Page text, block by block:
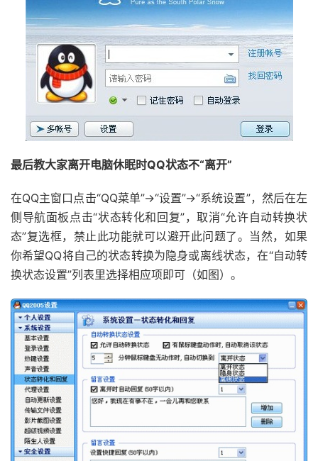
最后教大家离开电脑休眠时QQ状态不“离开”
在QQ主窗口点击“QQ菜单”→“设置”→“系统设置”，然后在左
侧导航面板点击“状态转化和回复”，取消“允许自动转换状
态”复选框，禁止此功能就可以避开此问题了。当然，如果
你希望QQ将自己的状态转换为隐身或离线状态，在“自动转
换状态设置”列表里选择相应项即可（如图）。